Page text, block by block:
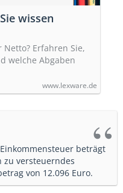
wissen
Erfahren Sie,
welche Abgaben
www.lexware.de
beträgt
versteuerndes
von 12.096 Euro.